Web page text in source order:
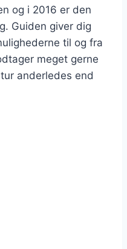
og i 2016 er den
Guiden giver dig
til og fra
meget gerne
anderledes end